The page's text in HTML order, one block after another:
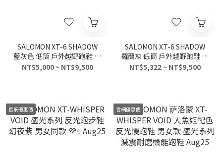
SALOMON XT-6 SHADOW
藍灰色 低筒 戶外越野跑鞋 男
女同款 耐磨透氣百搭功能鞋
NT$5,000 ~ NT$9,500
SALOMON XT-6 SHADOW
羅蘭灰 低筒 戶外越野跑鞋 男
女同款 耐磨透氣百搭功能鞋
NT$5,322 ~ NT$9,500
官網優惠價 官網優惠價